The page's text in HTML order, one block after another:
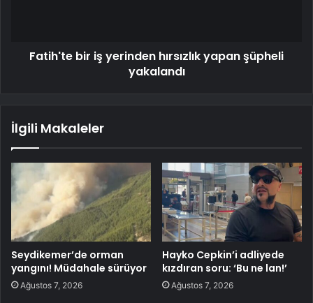
Fatih'te bir iş yerinden hırsızlık yapan şüpheli
yakalandı
İlgili Makaleler
Seydikemer’de orman
yangını! Müdahale sürüyor
Ağustos 7, 2026
Hayko Cepkin’i adliyede
kızdıran soru: ‘Bu ne lan!’
Ağustos 7, 2026